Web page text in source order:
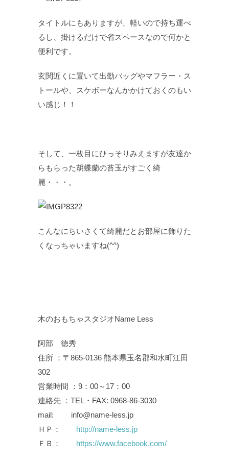
タイトルにもありますが、軽いので持ち運べ
るし、掛けるだけで省スペースなので何かと
便利です。
玄関近くに置いて出勤バッグやマフラー・ス
トールや、スケボーなんかかけておくのもい
い感じ！！
そして、一枚目にひっそりみえますが友達か
らもらった胡蝶蘭の苔玉がすごく綺
麗・・・。
こんなにちいさくて綺麗だとお部屋に飾りた
くなっちゃいますね(^^)
木のおもちゃスタジオName Less
阿部 徳秀
住所 ：〒865-0136 熊本県玉名郡和水町江田
302
営業時間 ：9：00～17：00
連絡先 ：TEL・FAX: 0968-86-3030
mail: info@name-less.jp
ＨＰ： http://name-less.jp
ＦＢ： https://www.facebook.com/